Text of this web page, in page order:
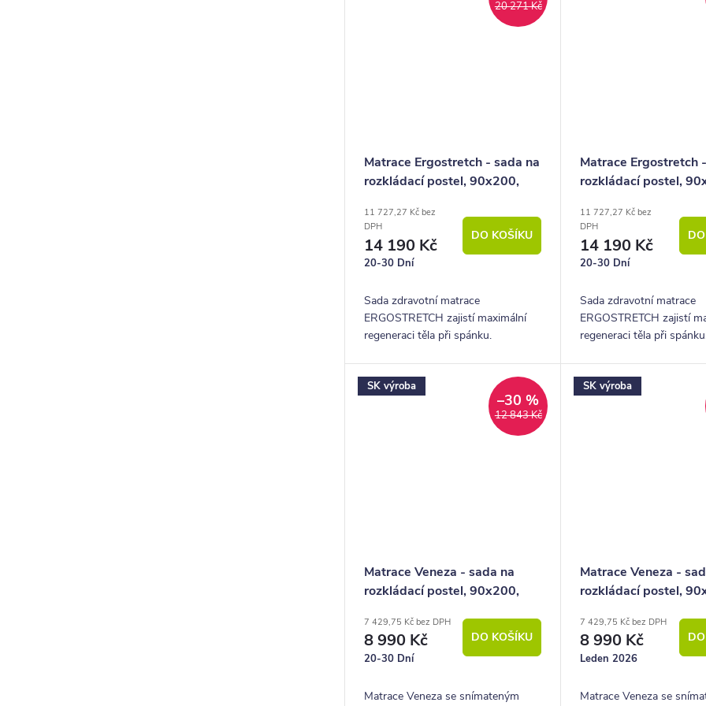
20 271 Kč
Matrace Ergostretch - sada na
rozkládací postel, 90x200,
11 727,27 Kč bez
DPH
14 190 Kč
20-30 Dní
DO KOŠÍKU
Sada zdravotní matrace
ERGOSTRETCH zajistí maximální
regeneraci těla při spánku.
páteře. Matrace je ideální pro muže...
Matrace Ergostretch
rozkládací postel,
11 727,27 Kč bez
DPH
14 190 Kč
20-30 Dní
Sada zdravotní matrace
ERGOSTRETCH zajistí
regeneraci těla při
páteře. Matrace je ideální
SK výroba
12 843 Kč
–30 %
Matrace Veneza - sada na
rozkládací postel, 90x200,
7 429,75 Kč bez DPH
8 990 Kč
20-30 Dní
DO KOŠÍKU
Matrace Veneza se snímateným
SK výroba
Matrace Veneza -
rozkládací postel,
7 429,75 Kč bez DPH
8 990 Kč
Leden 2026
Matrace Veneza se